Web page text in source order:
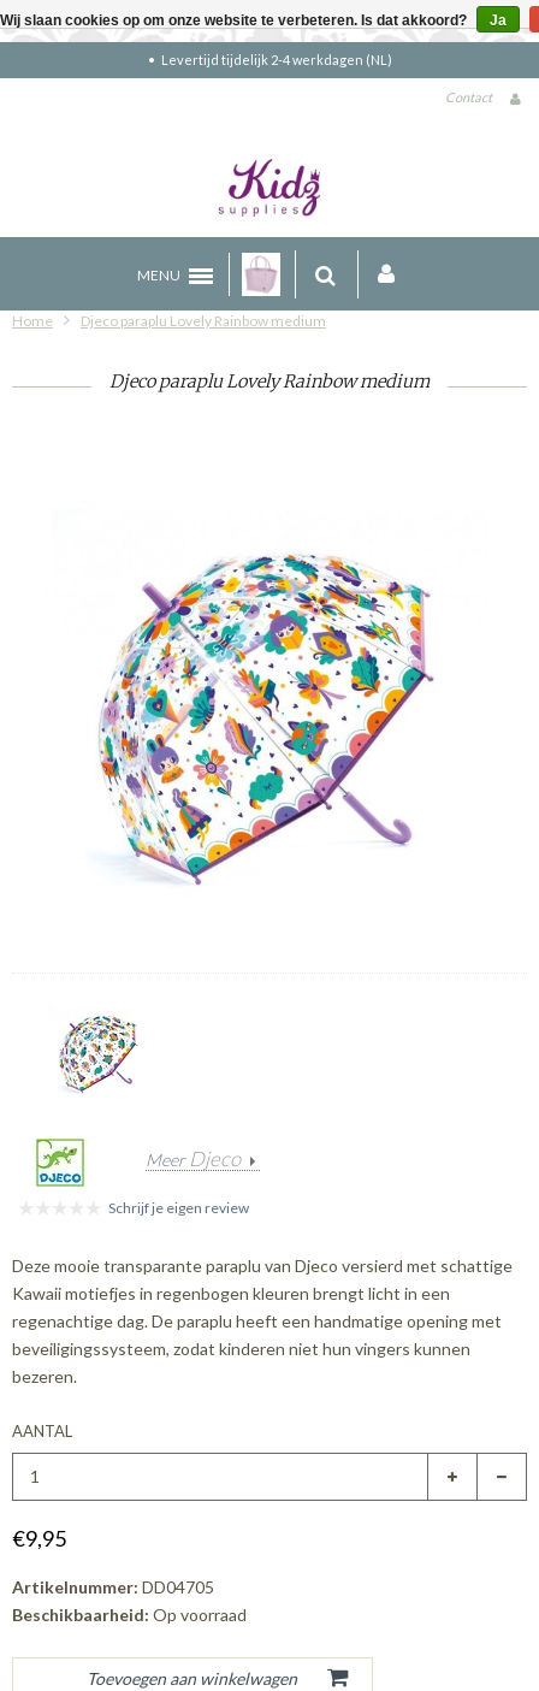
Gratis verzending boven €90 (NL)
Contact
MENU
Home Djeco paraplu Lovely Rainbow medium
Djeco paraplu Lovely Rainbow medium
Meer Djeco
Schrijf je eigen review
Deze mooie transparante paraplu van Djeco versierd met schattige
Kawaii motiefjes in regenbogen kleuren brengt licht in een
regenachtige dag. De paraplu heeft een handmatige opening met
beveiligingssysteem, zodat kinderen niet hun vingers kunnen
bezeren.
AANTAL
€9,95
Artikelnummer: DD04705
Beschikbaarheid: Op voorraad
Wij slaan cookies op om onze website te verbeteren. Is dat akkoord? Ja